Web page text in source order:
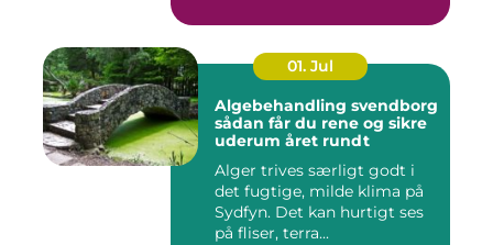
01. Jul
Algebehandling svendborg
sådan får du rene og sikre
uderum året rundt
Alger trives særligt godt i
det fugtige, milde klima på
Sydfyn. Det kan hurtigt ses
på fliser, terra...